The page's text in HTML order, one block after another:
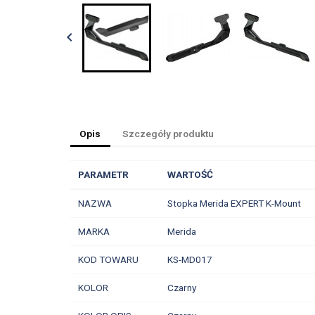

Opis Szczegóły produktu
PARAMETR WARTOŚĆ
NAZWA Stopka Merida EXPERT K-Mount
MARKA Merida
KOD TOWARU KS-MD017
KOLOR Czarny